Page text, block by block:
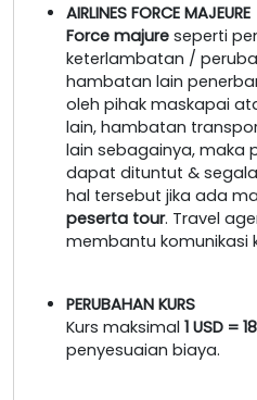
AIRLINES FORCE MAJEURE
Force majure seperti
keterlambatan /
hambatan lain
oleh pihak maskapai
lain, hambatan
lain sebagainya, maka
dapat dituntut &
hal tersebut jika ada
peserta tour. Travel
membantu komunikasi
PERUBAHAN KURS
Kurs maksimal 1 USD =
penyesuaian biaya.